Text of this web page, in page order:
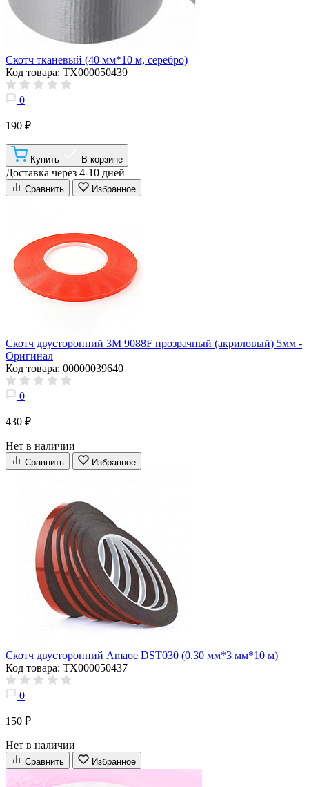
Скотч тканевый (40 мм*10 м, серебро)
Код товара: ТХ000050439
0
190 ₽
Купить В корзине
Доставка через 4-10 дней
Сравнить Избранное
Скотч двусторонний 3M 9088F прозрачный (акриловый) 5мм -
Оригинал
Код товара: 00000039640
0
430 ₽
Нет в наличии
Сравнить Избранное
Скотч двусторонний Amaoe DST030 (0.30 мм*3 мм*10 м)
Код товара: ТХ000050437
0
150 ₽
Нет в наличии
Сравнить Избранное